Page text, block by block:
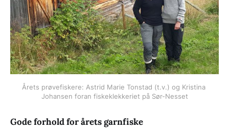
Årets prøvefiskere: Astrid Marie Tonstad (t.v.) og Kristina
Johansen foran fiskeklekkeriet på Sør-Nesset
Gode ​​forhold for årets garnfiske